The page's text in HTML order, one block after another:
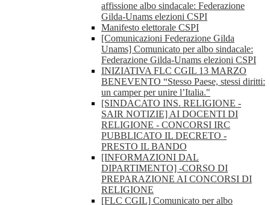
affissione albo sindacale: Federazione
Gilda-Unams elezioni CSPI
Manifesto elettorale CSPI
[Comunicazioni Federazione Gilda
Unams] Comunicato per albo sindacale:
Federazione Gilda-Unams elezioni CSPI
INIZIATIVA FLC CGIL 13 MARZO
BENEVENTO “Stesso Paese, stessi diritti:
un camper per unire l’Italia."
[SINDACATO INS. RELIGIONE -
SAIR NOTIZIE] AI DOCENTI DI
RELIGIONE - CONCORSI IRC
PUBBLICATO IL DECRETO -
PRESTO IL BANDO
[INFORMAZIONI DAL
DIPARTIMENTO] -CORSO DI
PREPARAZIONE AI CONCORSI DI
RELIGIONE
[FLC CGIL] Comunicato per albo